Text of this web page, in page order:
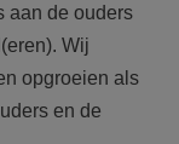
aan de ouders
Wij
opgroeien als
en de